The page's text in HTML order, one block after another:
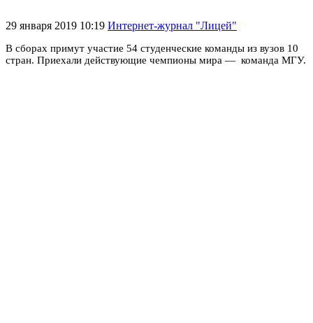
29 января 2019 10:19 Интернет-журнал "Лицей"
В сборах примут участие 54 студенческие команды из вузов 10
стран. Приехали действующие чемпионы мира — команда МГУ.